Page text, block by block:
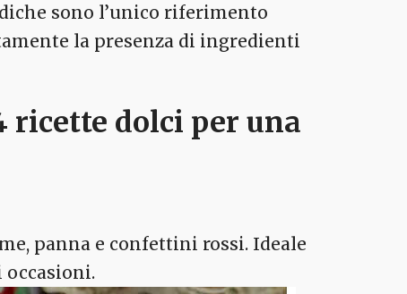
sono l’unico riferimento
la presenza di ingredienti
ricette dolci per una
panna e confettini rossi. Ideale